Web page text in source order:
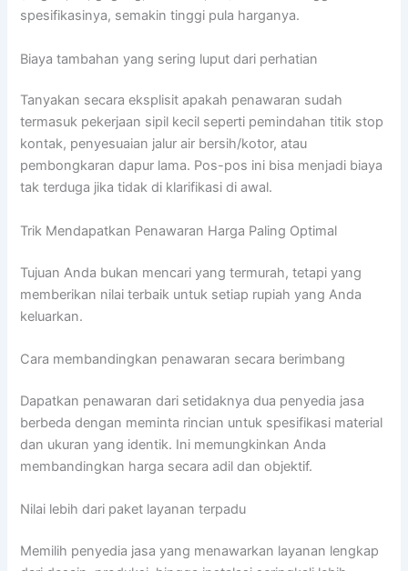
spesifikasinya, semakin tinggi pula harganya.
Biaya tambahan yang sering luput dari perhatian
Tanyakan secara eksplisit apakah penawaran sudah
termasuk pekerjaan sipil kecil seperti pemindahan titik stop
kontak, penyesuaian jalur air bersih/kotor, atau
pembongkaran dapur lama. Pos-pos ini bisa menjadi biaya
tak terduga jika tidak di klarifikasi di awal.
Trik Mendapatkan Penawaran Harga Paling Optimal
Tujuan Anda bukan mencari yang termurah, tetapi yang
memberikan nilai terbaik untuk setiap rupiah yang Anda
keluarkan.
Cara membandingkan penawaran secara berimbang
Dapatkan penawaran dari setidaknya dua penyedia jasa
berbeda dengan meminta rincian untuk spesifikasi material
dan ukuran yang identik. Ini memungkinkan Anda
membandingkan harga secara adil dan objektif.
Nilai lebih dari paket layanan terpadu
Memilih penyedia jasa yang menawarkan layanan lengkap